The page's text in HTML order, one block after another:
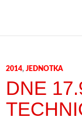
2014, JEDNOTKA
DNE